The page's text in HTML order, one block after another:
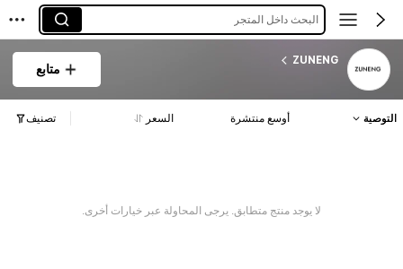
البحث داخل المتجر
ZUNENG
متابع
التوصية أوسع منتشرة السعر تصنيف
لا يوجد منتج متطابق. يرجى المحاولة عبر خيارات أخرى.